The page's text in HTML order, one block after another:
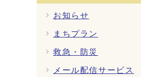
お知らせ
まちプラン
救急・防災
メール配信サービス